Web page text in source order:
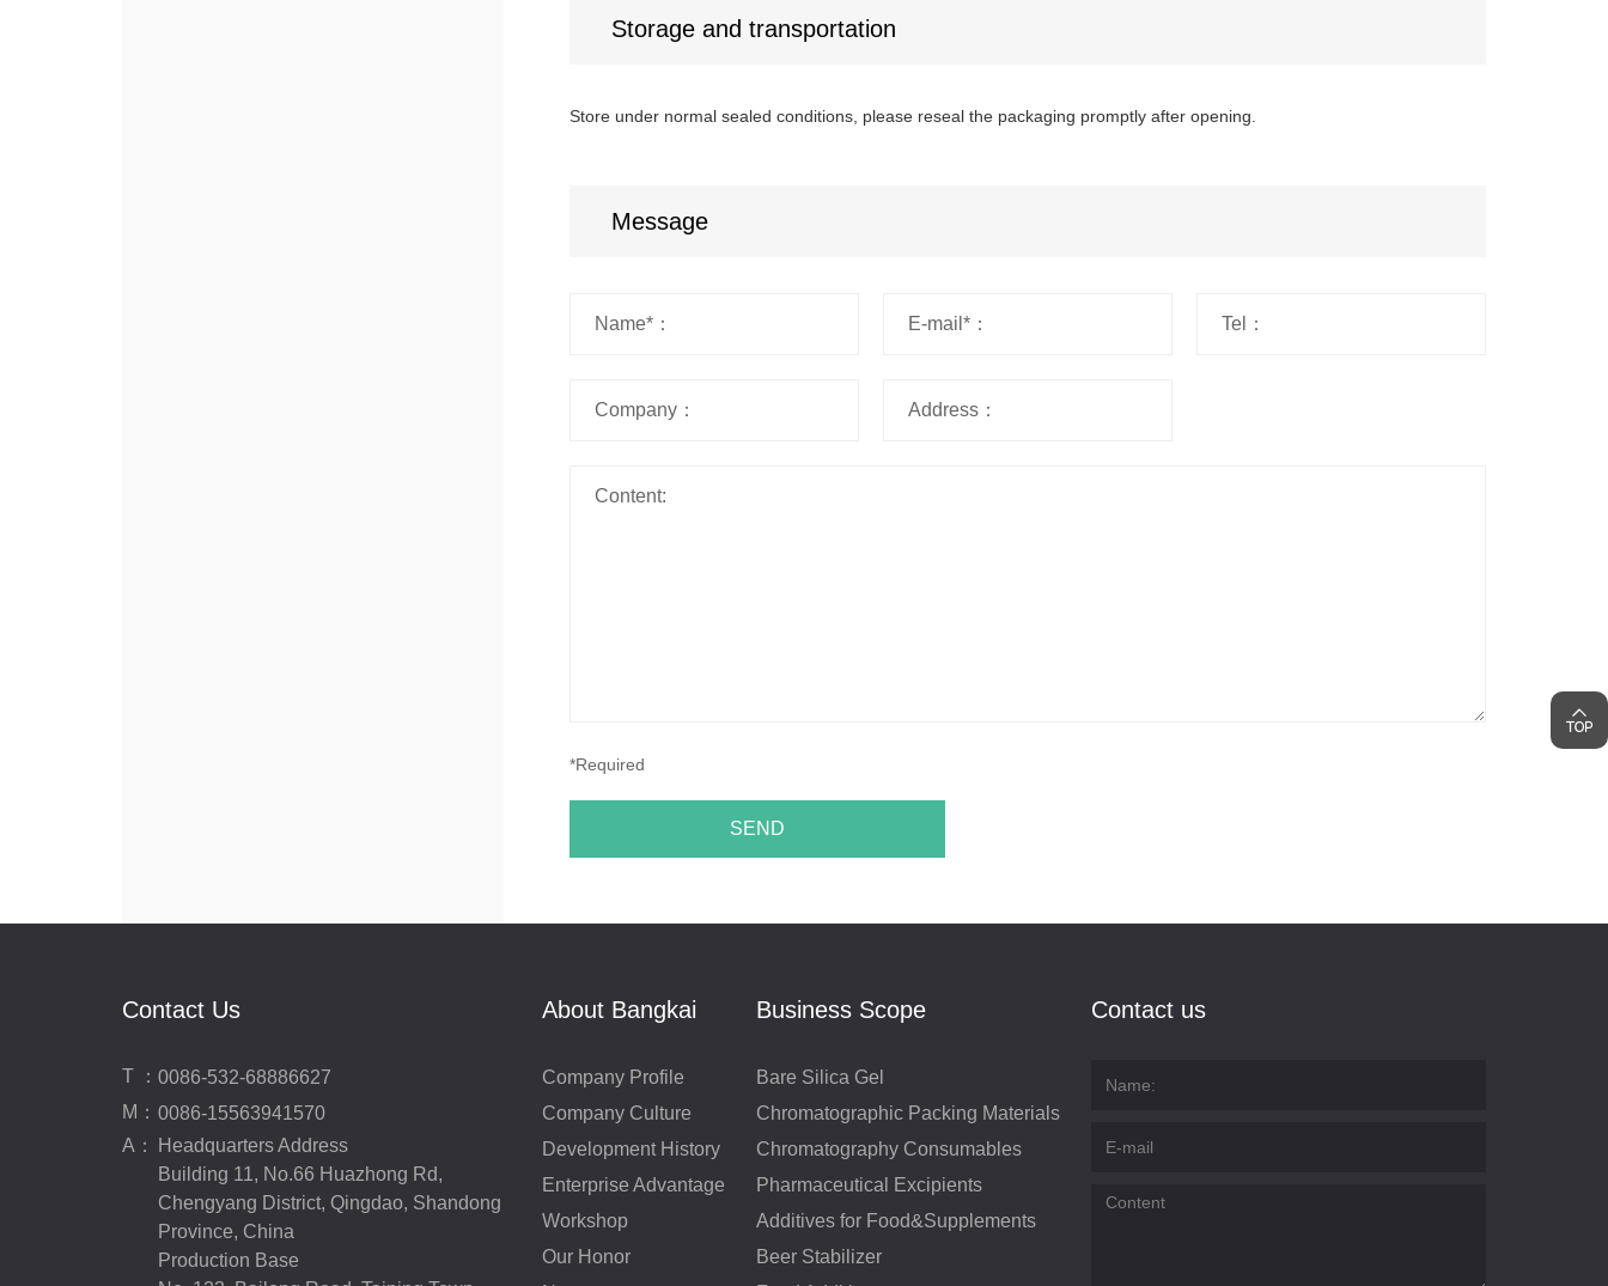
Storage and transportation
Store under normal sealed conditions, please reseal the packaging promptly after opening.
Message
*Required
SEND
Contact Us
T ： 0086-532-68886627
M： 0086-15563941570
A：
Headquarters Address
Building 11, No.66 Huazhong Rd,
Chengyang District, Qingdao, Shandong
Province, China
Production Base
About Bangkai
Company Profile
Company Culture
Development History
Enterprise Advantage
Workshop
Our Honor
Business Scope
Bare Silica Gel
Chromatographic Packing Materials
Chromatography Consumables
Pharmaceutical Excipients
Additives for Food&Supplements
Beer Stabilizer
Contact us